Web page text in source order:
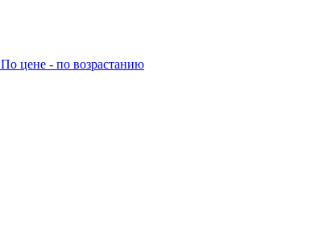
По цене - по возрастанию